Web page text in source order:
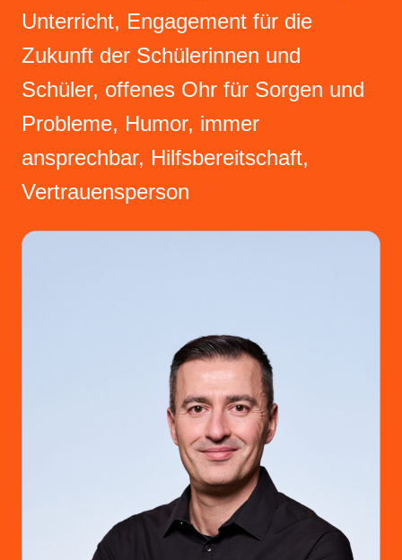
Unterricht, Engagement für die
Zukunft der Schülerinnen und
Schüler, offenes Ohr für Sorgen und
Probleme, Humor, immer
ansprechbar, Hilfsbereitschaft,
Vertrauensperson